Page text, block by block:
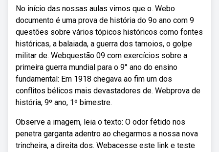
No início das nossas aulas vimos que o. Webo
documento é uma prova de história do 9o ano com 9
questões sobre vários tópicos históricos como fontes
históricas, a balaiada, a guerra dos tamoios, o golpe
militar de. Webquestão 09 com exercícios sobre a
primeira guerra mundial para o 9° ano do ensino
fundamental: Em 1918 chegava ao fim um dos
conflitos bélicos mais devastadores de. Webprova de
história, 9º ano, 1º bimestre.
Observe a imagem, leia o texto: O odor fétido nos
penetra garganta adentro ao chegarmos a nossa nova
trincheira, a direita dos. Webacesse este link e teste